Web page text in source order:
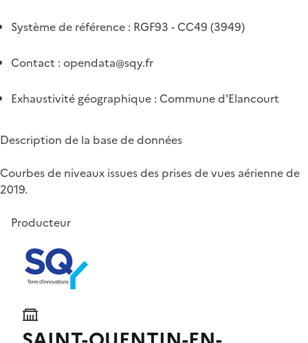
Système de référence : RGF93 - CC49 (3949)
Contact : opendata@sqy.fr
Exhaustivité géographique : Commune d'Elancourt
Description de la base de données
Courbes de niveaux issues des prises de vues aérienne de
2019.
Producteur